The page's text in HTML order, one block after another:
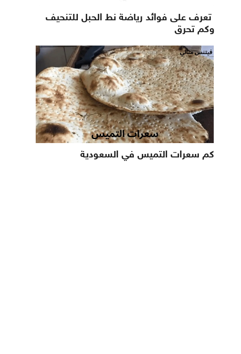
تعرف على فوائد رياضة نط الحبل للتنحيف
وكم تحرق
كم سعرات التميس في السعودية